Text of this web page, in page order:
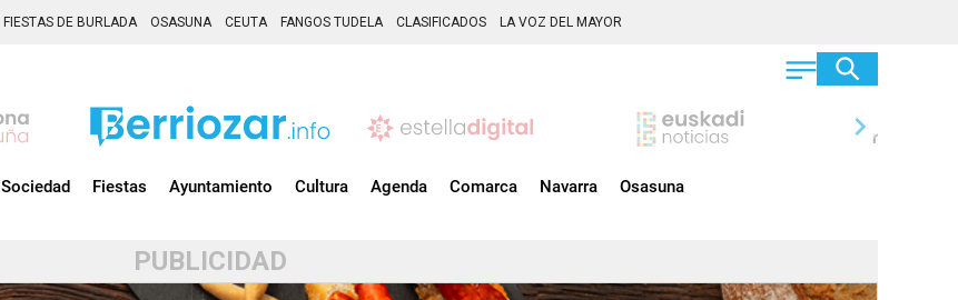
FIESTAS DE BURLADA OSASUNA CEUTA FANGOS TUDELA CLASIFICADOS LA VOZ DEL MAYOR
chevron_right
Sociedad Fiestas Ayuntamiento Cultura Agenda Comarca Navarra Osasuna
PUBLICIDAD